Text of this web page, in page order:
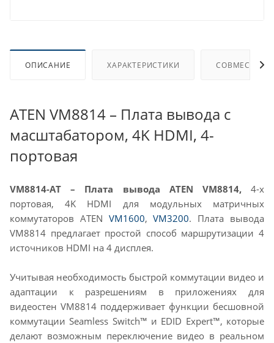
ОПИСАНИЕ ХАРАКТЕРИСТИКИ
ATEN VM8814 – Плата вывода с
масштабатором, 4K HDMI, 4-
портовая
VM8814-AT – Плата вывода ATEN VM8814, 4-х
портовая, 4K HDMI для модульных матричных
коммутаторов ATEN VM1600,VM3200. Плата вывода
VM8814 предлагает простой способ маршрутизации 4
источников HDMI на 4 дисплея.
Учитывая необходимость быстрой коммутации видео и
адаптации к разрешениям в приложениях для
видеостен VM8814 поддерживает функции бесшовной
коммутации Seamless Switch™ и EDID Expert™, которые
делают возможным переключение видео в реальном